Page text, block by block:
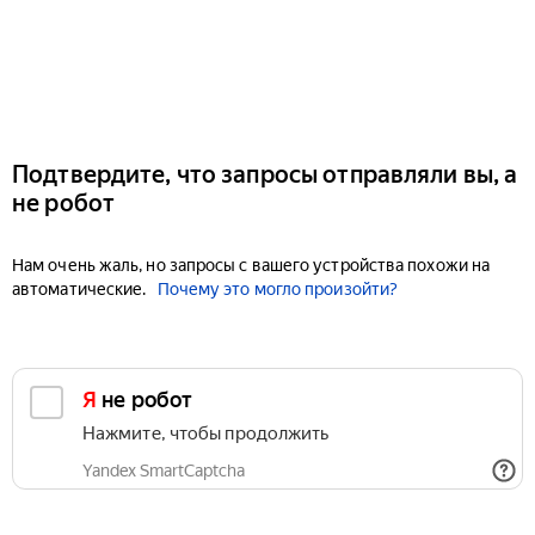
Подтвердите, что запросы отправляли вы, а
не робот
Нам очень жаль, но запросы с вашего устройства похожи на
автоматические.
Почему это могло произойти?
Я не робот
Нажмите, чтобы продолжить
Yandex SmartCaptcha